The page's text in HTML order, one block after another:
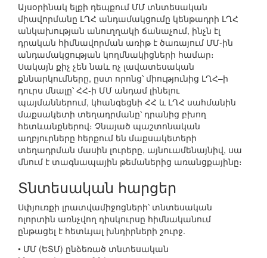
Այսօրինակ ելքի դեպքում ՄՄ տնտեսական
միավորմանը ԼՂՀ անդամակցումը կենթադրի ԼՂՀ
անկախության անուղղակի ճանաչում, ինչն էլ
դրական հիմնավորման առիթ է ծառայում ՄՄ-ին
անդամակցության կողմնակիցների համար։
Սակայն քիչ չեն նաև ոչ լավատեսական
քննարկումները, ըստ որոնց՝ միությունից ԼՂՀ–ի
դուրս մնալը՝ ՀՀ-ի ՄՄ անդամ լինելու
պայմաններում, կհանգեցնի ՀՀ և ԼՂՀ սահմանին
մաքսակետի տեղադրմանը՝ դրանից բխող
հետևանքներով։ Չնայած պաշտոնական
աղբյուրները հերքում են մաքսակետերի
տեղադրման մասին լուրերը, այնուամենայնիվ, սա
մնում է տագնապային թեմաներից առանցքայինը։
Տնտեսական հարցեր
Սփյուռքի լրատվամիջոցների՝ տնտեսական
ոլորտին առնչվող դիսկուրսը հիմնականում
ընթացել է հետևյալ խնդիրների շուրջ.
• ՄՄ (ԵՏՄ) ընձեռած տնտեսական